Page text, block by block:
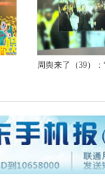
周舆来了（39）：